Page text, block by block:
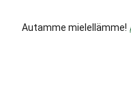
Autamme mielellämme!